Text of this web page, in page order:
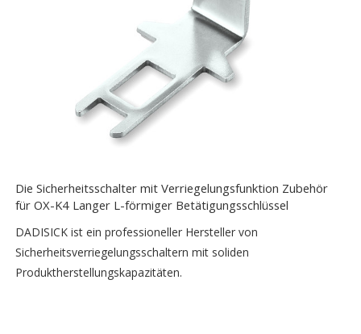
Die Sicherheitsschalter mit Verriegelungsfunktion Zubehör
für OX-K4 Langer L-förmiger Betätigungsschlüssel
DADISICK ist ein professioneller Hersteller von
Sicherheitsverriegelungsschaltern mit soliden
Produktherstellungskapazitäten.